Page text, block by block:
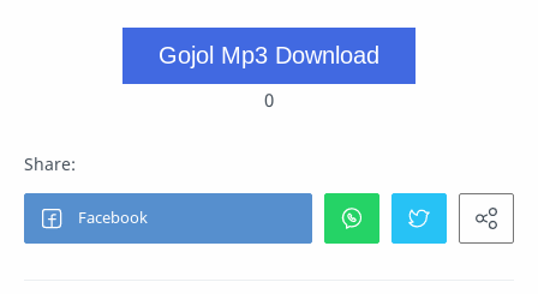
Gojol Mp3 Download
0